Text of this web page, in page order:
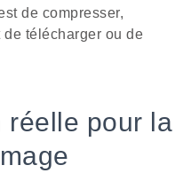
de compresser,
télécharger ou de
réelle pour la